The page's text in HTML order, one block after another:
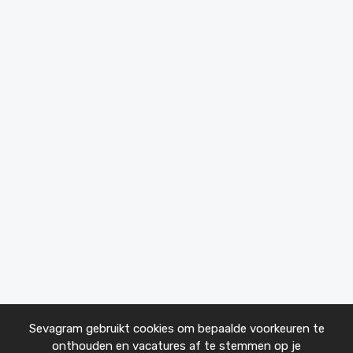
Sevagram gebruikt cookies om bepaalde voorkeuren te
onthouden en vacatures af te stemmen op je